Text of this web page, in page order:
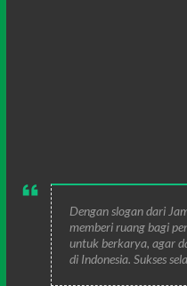
Dengan slogan dari
memberi ruang bagi
untuk berkarya, agar
di Indonesia. Sukses